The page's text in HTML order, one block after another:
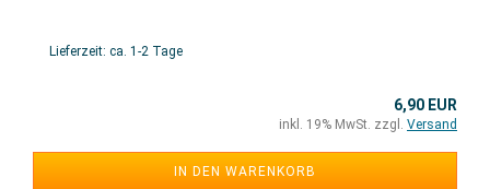
Lieferzeit: ca. 1-2 Tage
6,90 EUR
inkl. 19% MwSt. zzgl. Versand
IN DEN WARENKORB